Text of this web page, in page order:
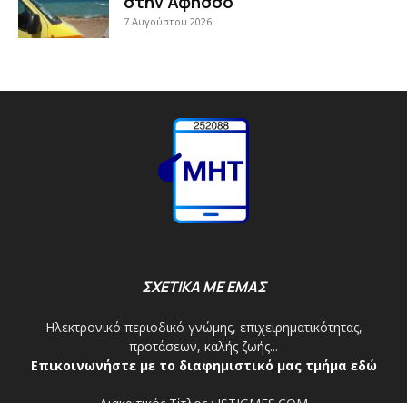
7 Αυγούστου 2026
ΣΧΕΤΙΚΑ ΜΕ ΕΜΑΣ
Ηλεκτρονικό περιοδικό γνώμης, επιχειρηματικότητας,
προτάσεων, καλής ζωής...
Επικοινωνήστε με το διαφημιστικό μας τμήμα εδώ